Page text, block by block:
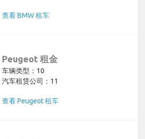
查看 BMW 租车
Peugeot 租金
车辆类型：10
汽车租赁公司：11
查看 Peugeot 租车